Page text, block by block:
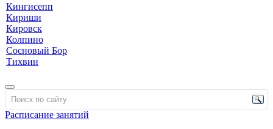
Кингисепп
Кириши
Кировск
Колпино
Сосновый Бор
Тихвин
Расписание занятий